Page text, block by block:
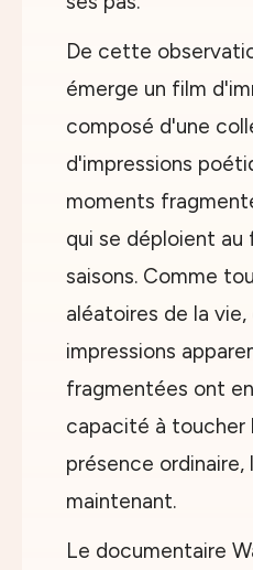
De cette
émerge un film
composé d'une
d'impressions
moments
qui se déploient au
saisons. Comme
aléatoires de la vie,
impressions
fragmentées ont
capacité à toucher
présence
maintenant.
Le documentaire